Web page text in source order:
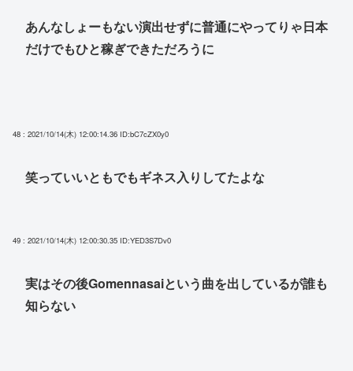
あんなしょーもない演出せずに普通にやってりゃ日本
だけでもひと稼ぎできただろうに
48 : 2021/10/14(木) 12:00:14.36 ID:bC7cZX0y0
笑っていいともでもギネス入りしてたよな
49 : 2021/10/14(木) 12:00:30.35 ID:YED3S7Dv0
実はその後Gomennasaiという曲を出しているが誰も
知らない